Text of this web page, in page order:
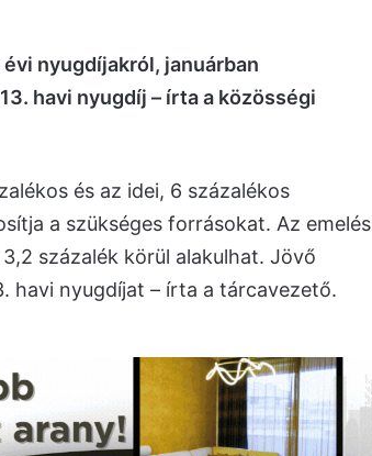
nyugdíjakról, januárban
havi nyugdíj – írta a közösségi
és az idei, 6 százalékos
a szükséges forrásokat. Az emelés
százalék körül alakulhat. Jövő
havi nyugdíjat – írta a tárcavezető.